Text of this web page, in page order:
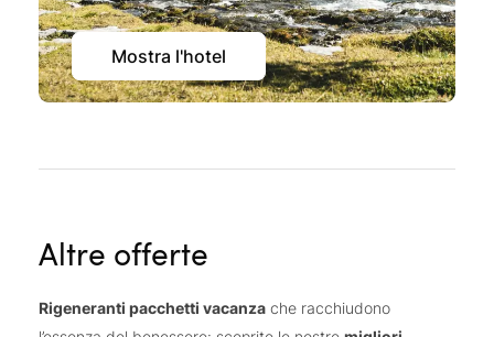
Mostra l'hotel
Altre offerte
Rigeneranti pacchetti vacanza che racchiudono